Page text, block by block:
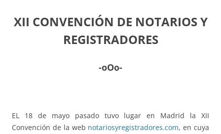
XII CONVENCIÓN DE NOTARIOS Y
REGISTRADORES
-oOo-
EL 18 de mayo pasado tuvo lugar en Madrid la XII
Convención de la web notariosyregistradores.com, en cuya